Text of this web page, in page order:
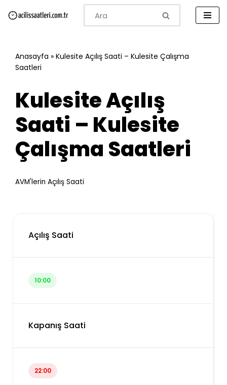
Anasayfa » Kulesite Açılış Saati – Kulesite Çalışma
Saatleri
Kulesite Açılış
Saati – Kulesite
Çalışma Saatleri
AVM'lerin Açılış Saati
Açılış Saati
10:00
Kapanış Saati
22:00